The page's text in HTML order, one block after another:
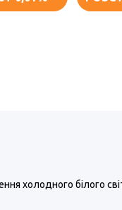
холодного білого